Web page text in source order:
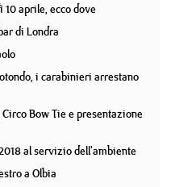
aprile, ecco dove
di Londra
i carabinieri arrestano
Bow Tie e presentazione
al servizio dell'ambiente
a Olbia